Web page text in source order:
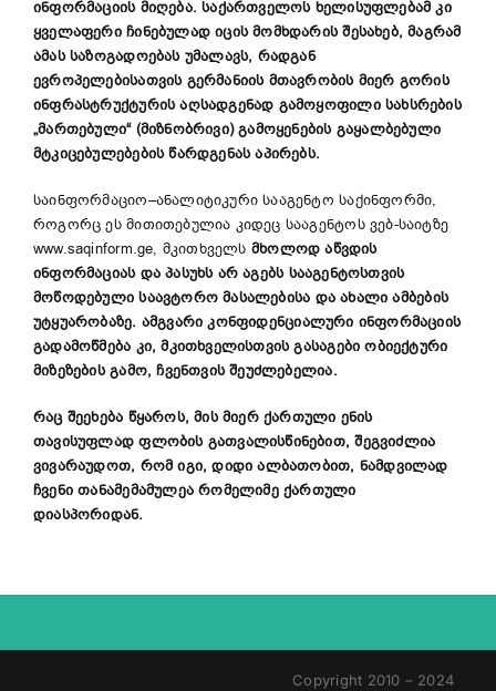
ინფორმაციის მიღება. საქართველოს ხელისუფლებამ კი
ყველაფერი ჩინებულად იცის მომხდარის შესახებ, მაგრამ
ამას საზოგადოებას უმალავს, რადგან
ევროპელებისათვის გერმანიის მთავრობის მიერ გორის
ინფრასტრუქტურის აღსადგენად გამოყოფილი სახსრების
„მართებული“ (მიზნობრივი) გამოყენების გაყალბებული
მტკიცებულებების წარდგენას აპირებს.
საინფორმაციო–ანალიტიკური სააგენტო საქინფორმი,
როგორც ეს მითითებულია კიდეც სააგენტოს ვებ-საიტზე
www.saqinform.ge, მკითხველს მხოლოდ აწვდის
ინფორმაციას და პასუხს არ აგებს სააგენტოსთვის
მოწოდებული საავტორო მასალებისა და ახალი ამბების
უტყუარობაზე. ამგვარი კონფიდენციალური ინფორმაციის
გადამოწმება კი, მკითხველისთვის გასაგები ობიექტური
მიზეზების გამო, ჩვენთვის შეუძლებელია.
რაც შეეხება წყაროს, მის მიერ ქართული ენის
თავისუფლად ფლობის გათვალისწინებით, შეგვიძლია
ვივარაუდოთ, რომ იგი, დიდი ალბათობით, ნამდვილად
ჩვენი თანამემამულეა რომელიმე ქართული
დიასპორიდან.
Copyright 2010 – 2024